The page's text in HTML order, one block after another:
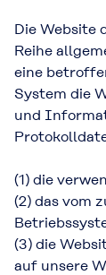
Die Website
Reihe
eine
System die
und
(1) die
(2) das vom
(3) die
auf unsere